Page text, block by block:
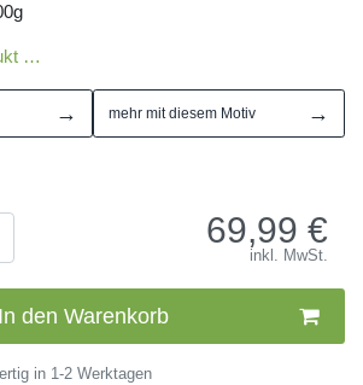
…
→ mehr mit diesem Motiv →
69,99 €
inkl. MwSt.
In den Warenkorb
in 1-2 Werktagen